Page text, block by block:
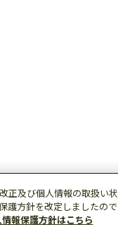
正及び個人情報の取扱い
護方針を改定しましたの
報保護方針はこちら